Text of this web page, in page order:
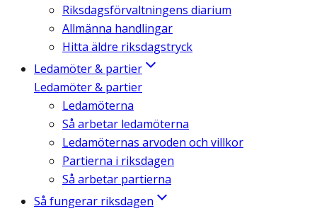
Riksdagsförvaltningens diarium
Allmänna handlingar
Hitta äldre riksdagstryck
Ledamöter & partier
Ledamöter & partier
Ledamöterna
Så arbetar ledamöterna
Ledamöternas arvoden och villkor
Partierna i riksdagen
Så arbetar partierna
Så fungerar riksdagen